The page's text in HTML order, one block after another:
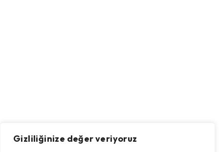
Gizliliğinize değer veriyoruz